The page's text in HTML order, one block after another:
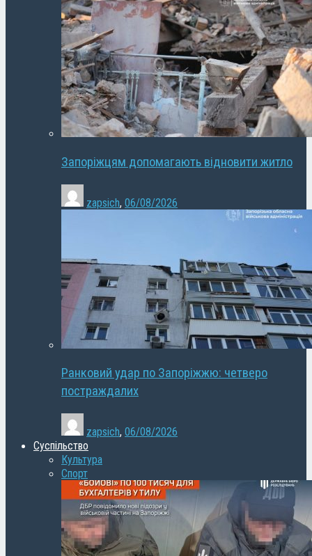
Запоріжцям допомагають відновити житло
zapsich, 06/08/2026
Ранковий удар по Запоріжжю: четверо
постраждалих
zapsich, 06/08/2026
Суспільство
Культура
Спорт